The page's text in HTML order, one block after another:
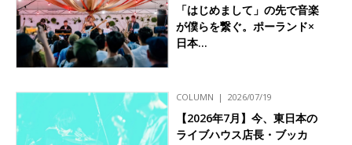
「はじめまして」の先で音楽
が僕らを繋ぐ。ポーランド×
日本…
COLUMN 2026/07/19
【2026年7月】今、東日本の
ライブハウス店長・ブッカ